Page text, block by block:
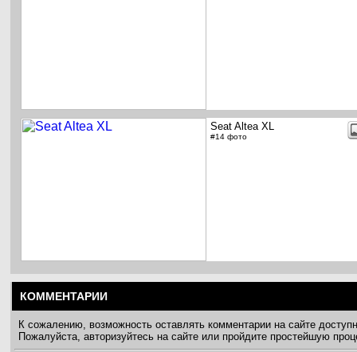
Seat Altea XL
#14 фото
КОММЕНТАРИИ
К сожалению, возможность оставлять комментарии на сайте
Пожалуйста, авторизуйтесь на сайте или пройдите простейшую